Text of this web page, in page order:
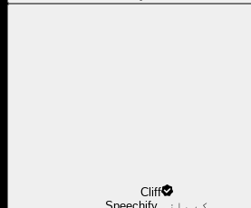
Cliff